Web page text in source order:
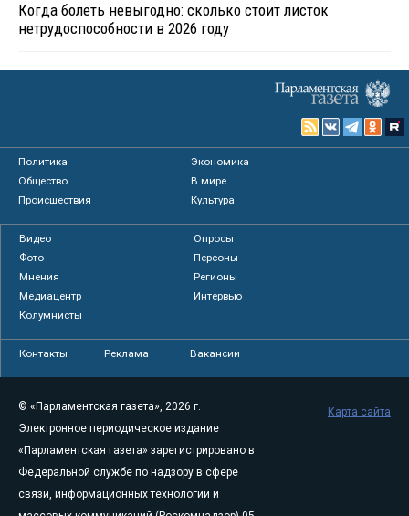
Когда болеть невыгодно: сколько стоит листок
нетрудоспособности в 2026 году
Политика
Экономика
Общество
В мире
Происшествия
Культура
Видео
Опросы
Фото
Персоны
Мнения
Регионы
Медиацентр
Интервью
Колумнисты
Контакты Реклама Вакансии
© «Парламентская газета», 2026 г.
Электронное периодическое издание
«Парламентская газета» зарегистрировано в
Федеральной службе по надзору в сфере
связи, информационных технологий и
Карта сайта